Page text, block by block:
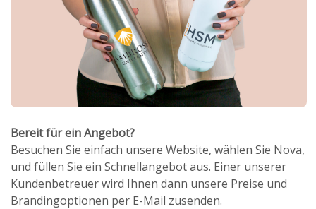
Bereit für ein Angebot?
Besuchen Sie einfach unsere Website, wählen Sie Nova,
und füllen Sie ein Schnellangebot aus. Einer unserer
Kundenbetreuer wird Ihnen dann unsere Preise und
Brandingoptionen per E-Mail zusenden.